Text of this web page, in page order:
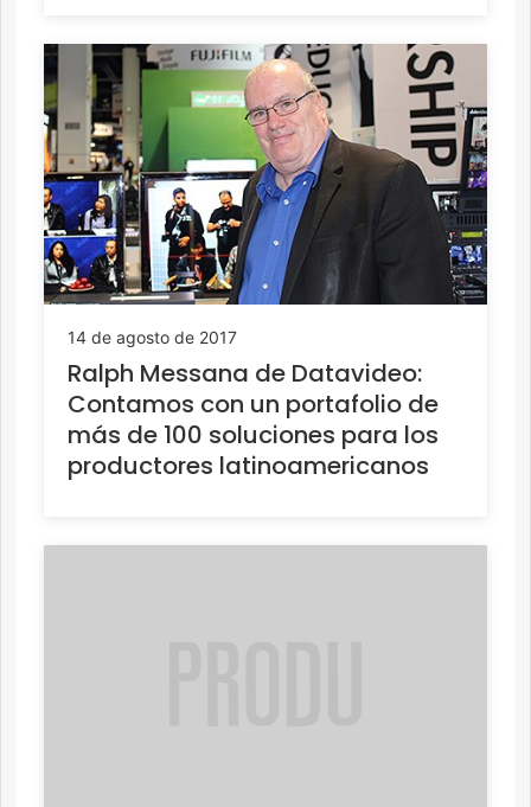
14 de agosto de 2017
Ralph Messana de Datavideo:
Contamos con un portafolio de
más de 100 soluciones para los
productores latinoamericanos